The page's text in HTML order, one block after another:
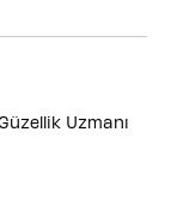
Uzmanı